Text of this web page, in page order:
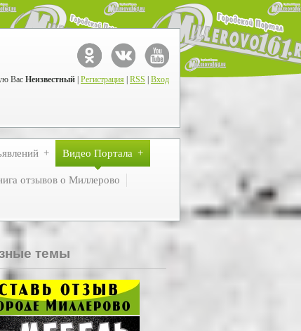
Вас Неизвестный Регистрация RSS Вход
Видео Портала
отзывов о Миллерово
темы